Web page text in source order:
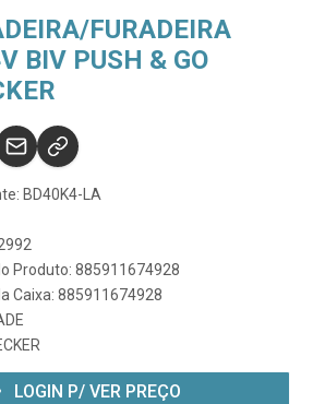
FURADEIRA
BIV PUSH & GO
BD40K4-LA
Produto: 885911674928
Caixa: 885911674928
LOGIN P/ VER PREÇO